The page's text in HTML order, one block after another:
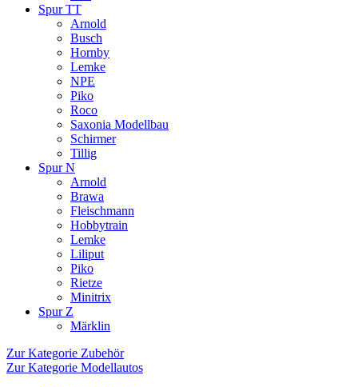
Spur TT
Arnold
Busch
Hornby
Lemke
NPE
Piko
Roco
Saxonia Modellbau
Schirmer
Tillig
Spur N
Arnold
Brawa
Fleischmann
Hobbytrain
Lemke
Liliput
Piko
Rietze
Minitrix
Spur Z
Märklin
Zur Kategorie Zubehör
Zur Kategorie Modellautos